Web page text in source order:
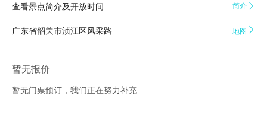
查看景点简介及开放时间 简介 
广东省韶关市浈江区风采路 地图 
暂无报价
暂无门票预订，我们正在努力补充